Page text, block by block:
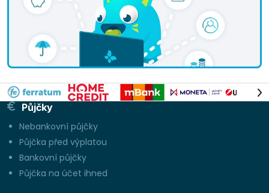
Půjčky
Nebankovní půjčky
Půjčka před výplatou
Bankovní půjčky
Půjčka na účet ihned